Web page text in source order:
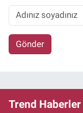
Gönder
Trend Haberler